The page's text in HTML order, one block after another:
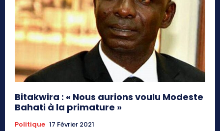
Bitakwira : « Nous aurions voulu Modeste
Bahati à la primature »
Politique 17 Février 2021